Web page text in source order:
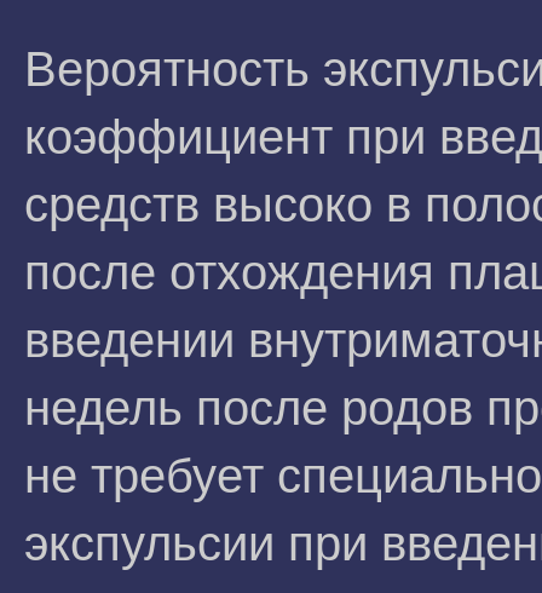
Вероятность
коэффициент при
средств высоко в
после отхождения
введении
недель после родов
не требует
экспульсии при